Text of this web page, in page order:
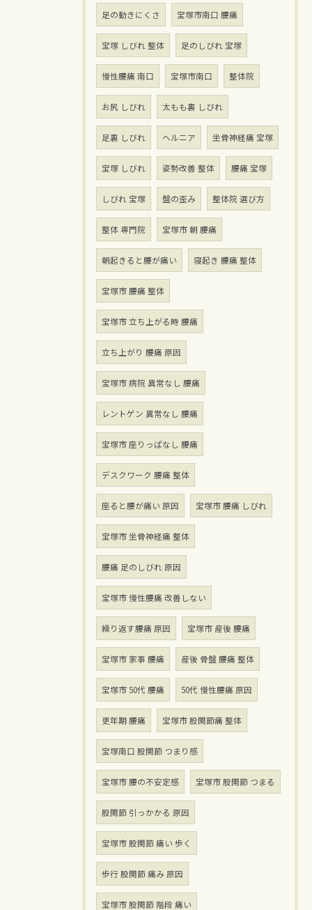
足の動きにくさ 宝塚市南口 腰痛
宝塚 しびれ 整体 足のしびれ 宝塚
慢性腰痛 南口 宝塚市南口 整体院
お尻 しびれ 太もも裏 しびれ
足裏 しびれ ヘルニア 坐骨神経痛 宝塚
宝塚 しびれ 姿勢改善 整体 腰痛 宝塚
しびれ 宝塚 盤の歪み 整体院 選び方
整体 専門院 宝塚市 朝 腰痛
朝起きると腰が痛い 寝起き 腰痛 整体
宝塚市 腰痛 整体
宝塚市 立ち上がる時 腰痛
立ち上がり 腰痛 原因
宝塚市 病院 異常なし 腰痛
レントゲン 異常なし 腰痛
宝塚市 座りっぱなし 腰痛
デスクワーク 腰痛 整体
座ると腰が痛い 原因 宝塚市 腰痛 しびれ
宝塚市 坐骨神経痛 整体
腰痛 足のしびれ 原因
宝塚市 慢性腰痛 改善しない
繰り返す腰痛 原因 宝塚市 産後 腰痛
宝塚市 家事 腰痛 産後 骨盤 腰痛 整体
宝塚市 50代 腰痛 50代 慢性腰痛 原因
更年期 腰痛 宝塚市 股関節痛 整体
宝塚南口 股関節 つまり感
宝塚市 腰の不安定感 宝塚市 股関節 つまる
股関節 引っかかる 原因
宝塚市 股関節 痛い 歩く
歩行 股関節 痛み 原因
宝塚市 股関節 階段 痛い